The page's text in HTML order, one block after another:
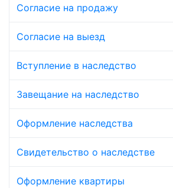
Согласие на продажу
Согласие на выезд
Вступление в наследство
Завещание на наследство
Оформление наследства
Свидетельство о наследстве
Оформление квартиры